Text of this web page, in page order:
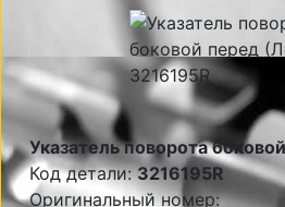
Указатель поворота
Код детали:3216195R
Оригинальный номер: